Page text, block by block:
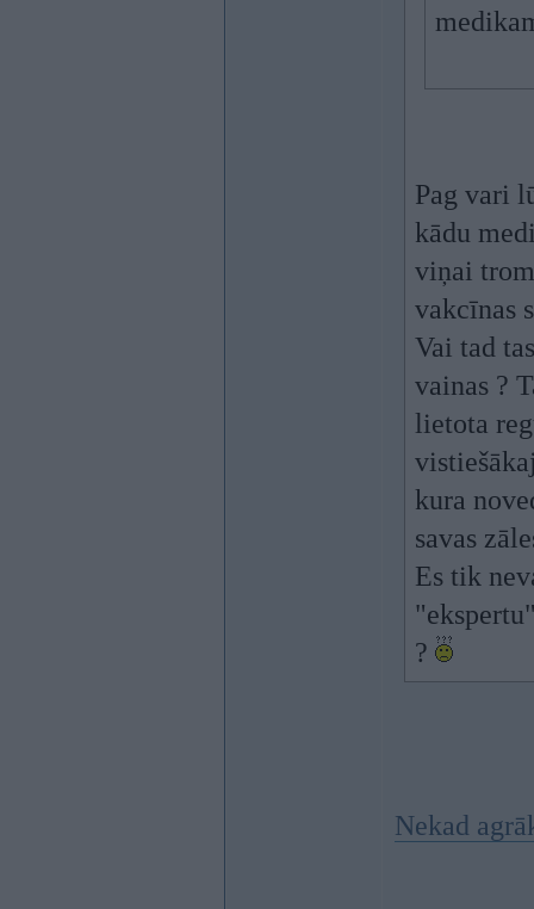
Pag vari
kādu
viņai
vakcīnas
Vai tad
vainas ?
lietota
kura
savas
Es tik
?
Nekad